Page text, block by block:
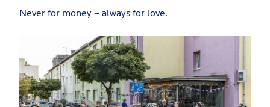
Never for money – always for love.